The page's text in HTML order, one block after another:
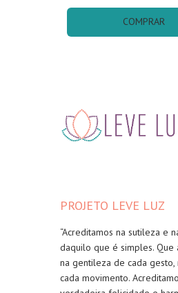
COMPRAR
PROJETO LEVE LUZ
“Acreditamos na sutileza e
daquilo que é simples. Que
na gentileza de cada
cada movimento.